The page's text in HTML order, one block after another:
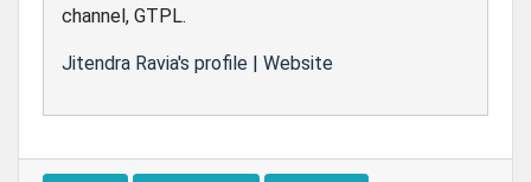
channel, GTPL.
Jitendra Ravia's profile | Website